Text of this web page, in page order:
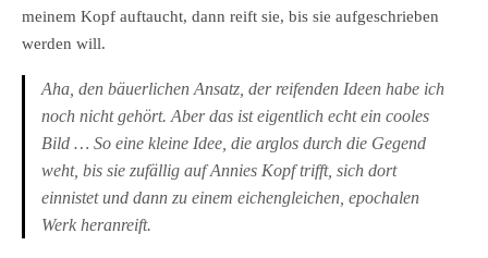
meinem Kopf auftaucht, dann reift sie, bis sie aufgeschrieben
werden will.
Aha, den bäuerlichen Ansatz, der reifenden Ideen habe ich
noch nicht gehört. Aber das ist eigentlich echt ein cooles
Bild … So eine kleine Idee, die arglos durch die Gegend
weht, bis sie zufällig auf Annies Kopf trifft, sich dort
einnistet und dann zu einem eichengleichen, epochalen
Werk heranreift.